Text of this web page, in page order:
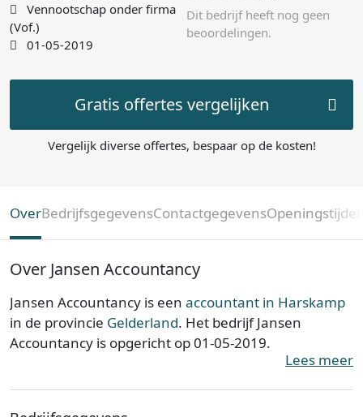
Vennootschap onder firma
(Vof.)
01-05-2019
Dit bedrijf heeft nog geen
beoordelingen.
Gratis offertes vergelijken
Vergelijk diverse offertes, bespaar op de kosten!
OverBedrijfsgegevensContactgegevens
Over Jansen Accountancy
Jansen Accountancy is een accountant in Harskamp
in de provincie Gelderland. Het bedrijf Jansen
Accountancy is opgericht op 01-05-2019.
Lees meer